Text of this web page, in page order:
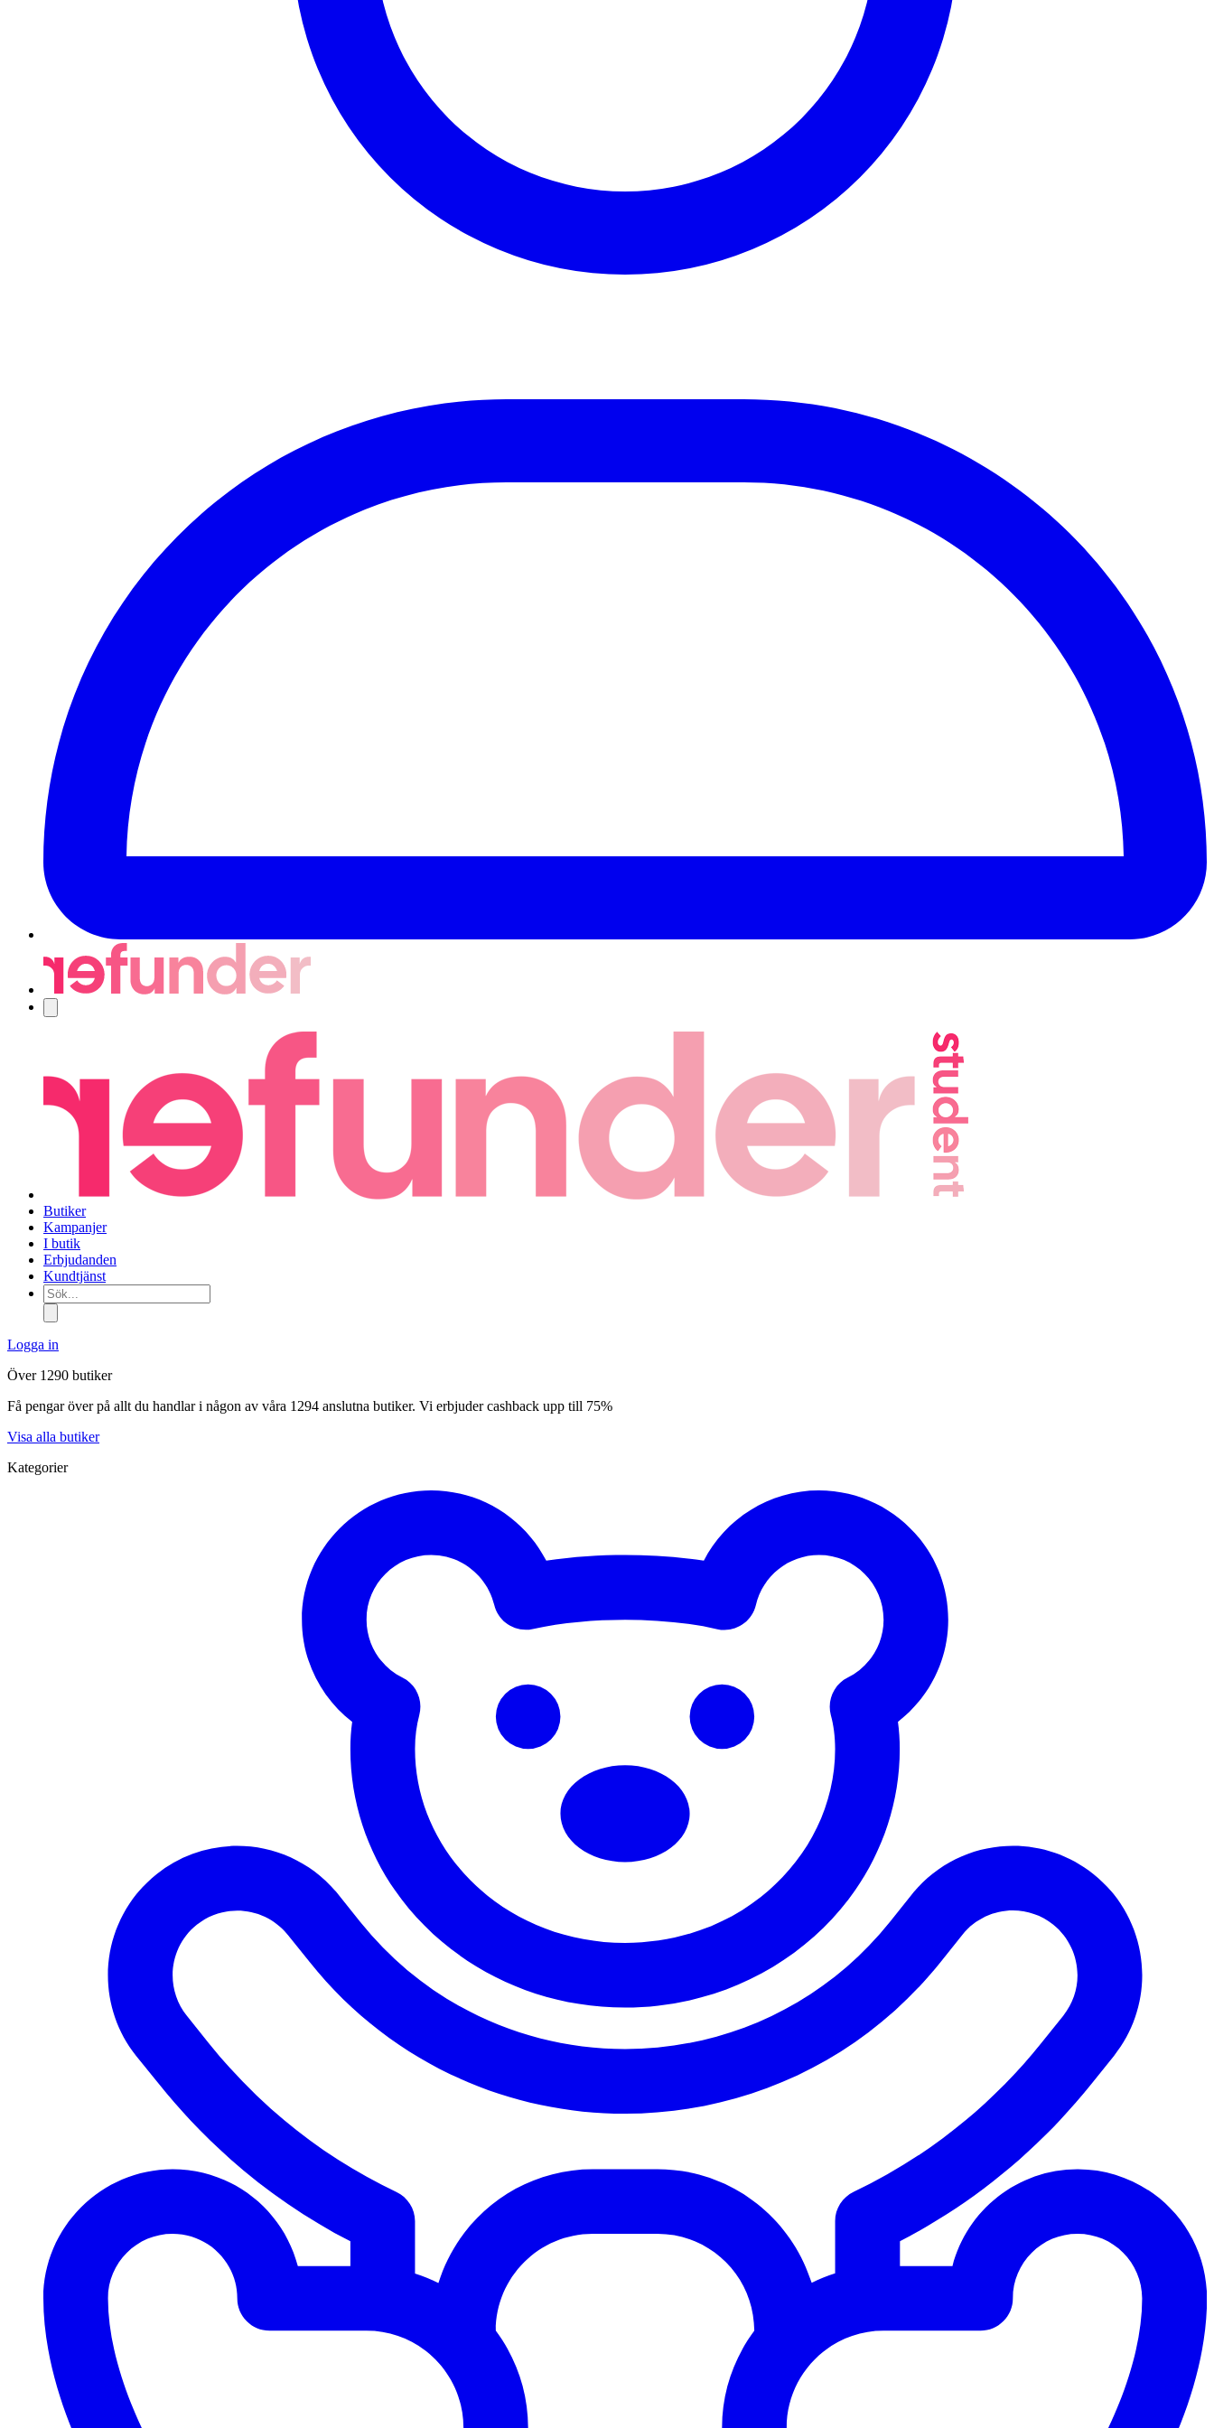
Butiker
Kampanjer
I butik
Erbjudanden
Kundtjänst
Sök...
Logga in
Över 1290 butiker
Få pengar över på allt du handlar i någon av våra 1294 anslutna butiker. Vi erbjuder cashback upp till 75%
Visa alla butiker
Kategorier